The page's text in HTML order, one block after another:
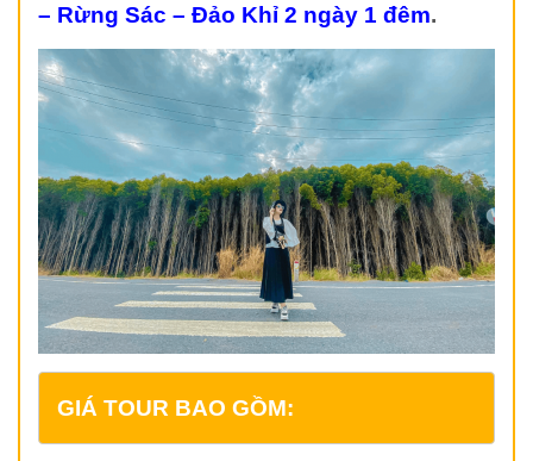
– Rừng Sác – Đảo Khỉ 2 ngày 1 đêm.
GIÁ TOUR BAO GỒM: